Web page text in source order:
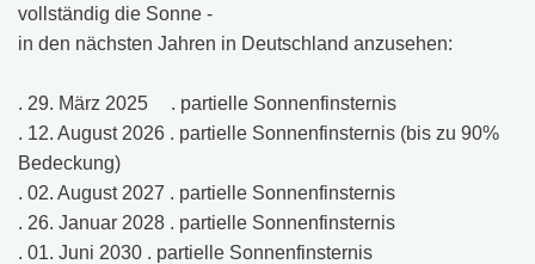
vollständig die Sonne -
in den nächsten Jahren in Deutschland anzusehen:
. 29. März 2025
. partielle Sonnenfinsternis
. 12. August 2026 . partielle Sonnenfinsternis (bis zu 90%
Bedeckung)
. 02. August 2027 . partielle Sonnenfinsternis
. 26. Januar 2028 . partielle Sonnenfinsternis
. 01. Juni 2030 . partielle Sonnenfinsternis